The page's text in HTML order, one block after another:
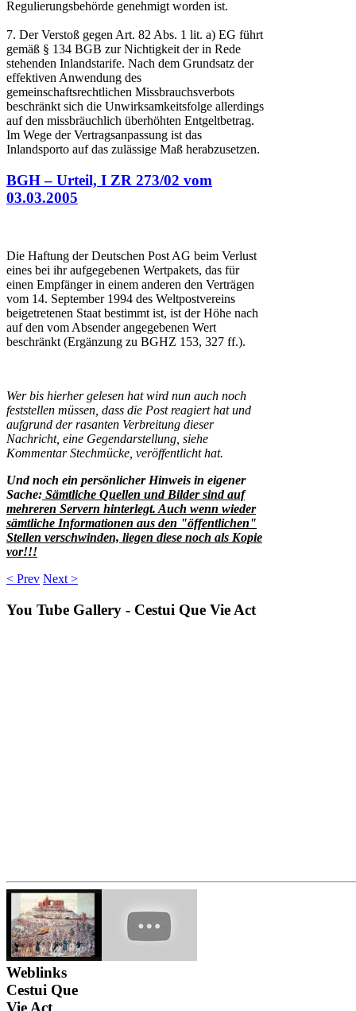
Regulierungsbehörde genehmigt worden ist.
7. Der Verstoß gegen Art. 82 Abs. 1 lit. a) EG führt
gemäß § 134 BGB zur Nichtigkeit der in Rede
stehenden Inlandstarife. Nach dem Grundsatz der
effektiven Anwendung des
gemeinschaftsrechtlichen Missbrauchsverbots
beschränkt sich die Unwirksamkeitsfolge allerdings
auf den missbräuchlich überhöhten Entgeltbetrag.
Im Wege der Vertragsanpassung ist das
Inlandsporto auf das zulässige Maß herabzusetzen.
BGH – Urteil, I ZR 273/02 vom
03.03.2005
Die Haftung der Deutschen Post AG beim Verlust
eines bei ihr aufgegebenen Wertpakets, das für
einen Empfänger in einem anderen den Verträgen
vom 14. September 1994 des Weltpostvereins
beigetretenen Staat bestimmt ist, ist der Höhe nach
auf den vom Absender angegebenen Wert
beschränkt (Ergänzung zu BGHZ 153, 327 ff.).
Wer bis hierher gelesen hat wird nun auch noch
feststellen müssen, dass die Post reagiert hat und
aufgrund der rasanten Verbreitung dieser
Nachricht, eine Gegendarstellung, siehe
Kommentar Stechmücke, veröffentlicht hat.
Und noch ein persönlicher Hinweis in eigener
Sache: Sämtliche Quellen und Bilder sind auf
mehreren Servern hinterlegt. Auch wenn wieder
sämtliche Informationen aus den "öffentlichen"
Stellen verschwinden, liegen diese noch als Kopie
vor!!!
< Prev Next >
You Tube Gallery - Cestui Que Vie Act
Weblinks
Cestui Que